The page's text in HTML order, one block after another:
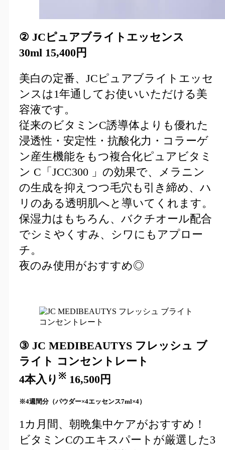
② JCピュアブライトエッセンス
30ml 15,400円
美白の定番、JCピュアブライトエッセ
ンスは1年通してお使いいただける美
容液です。
従来のビタミンC誘導体よりも優れた
浸透性・安定性・抗酸化力・コラーゲ
ン産生機能をもつ複合化ピュアビタミ
ン C「JCC300 」の効果で、メラニン
の生成を抑えつつ毛穴も引き締め、ハ
リのある透明肌へと導いてくれます。
保湿力はもちろん、バクチオール配合
でシミやくすみ、シワにもアプロー
チ。
夜のみ使用がおすすめ◎
③ JC MEDIBEAUTYS フレッシュ ブ
ライト コンセントレート
4本入り ※ 16,500円
※4週間分（パウダー×4エッセンス7ml×4）
1カ月間、朝晩集中ケアがおすすめ！
ビタミンCのエキスパートが厳選した3